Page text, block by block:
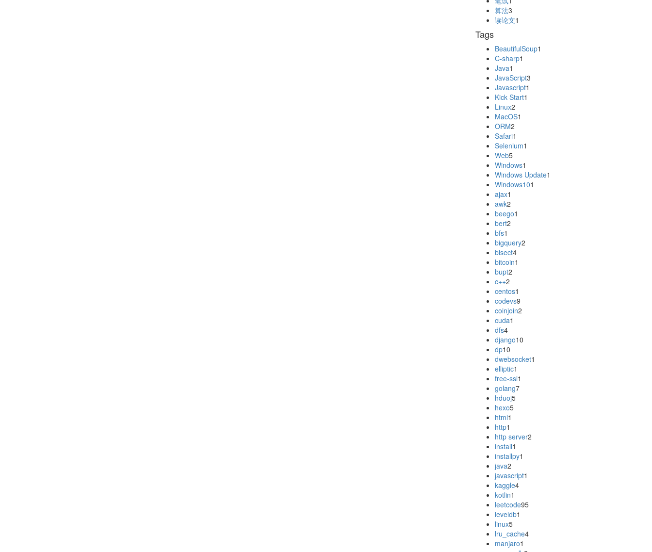
算法3
读论文1
Tags
BeautifulSoup1
C-sharp1
Java1
JavaScript3
Javascript1
Kick Start1
Linux2
MacOS1
ORM2
Safari1
Selenium1
Web5
Windows1
Windows Update1
Windows101
ajax1
awk2
beego1
bert2
bfs1
bigquery2
bisect4
bitcoin1
bupt2
c++2
centos1
codevs9
coinjoin2
cuda1
dfs4
django10
dp10
dwebsocket1
elliptic1
free-ssl1
golang7
hduoj5
hexo5
html1
http1
http server2
install1
installpy1
java2
javascript1
kaggle4
kotlin1
leetcode95
leveldb1
linux5
lru_cache4
manjaro1